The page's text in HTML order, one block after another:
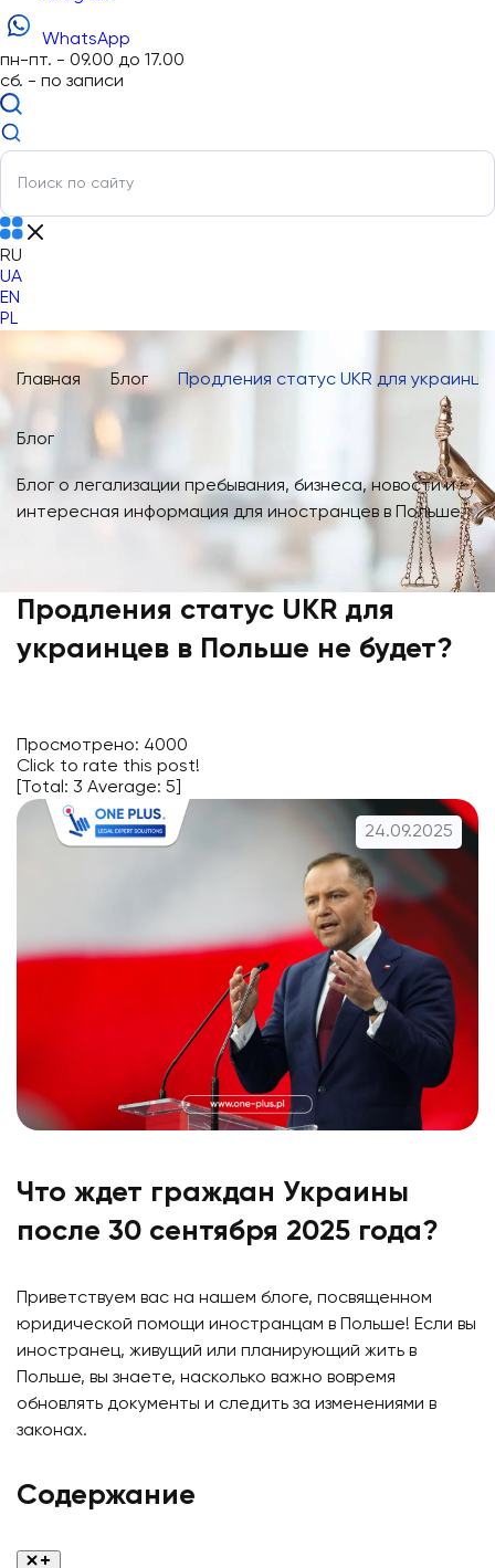
WhatsApp
пн-пт. - 09.00 до 17.00
сб. - по записи
RU
UA
EN
PL
Главная Блог Продления статус UKR для
Блог
Блог о легализации пребывания, бизнеса, новости и
интересная информация для иностранцев в Польше.
Продления статус UKR для
украинцев в Польше не будет?
Просмотрено: 4000
Click to rate this post!
[Total: 3 Average: 5
24.09.2025
Что ждет граждан Украины
после 30 сентября 2025 года?
Приветствуем вас на нашем блоге, посвященном
юридической помощи иностранцам в Польше! Если вы
иностранец, живущий или планирующий жить в
Польше, вы знаете, насколько важно вовремя
обновлять документы и следить за изменениями в
законах.
Содержание